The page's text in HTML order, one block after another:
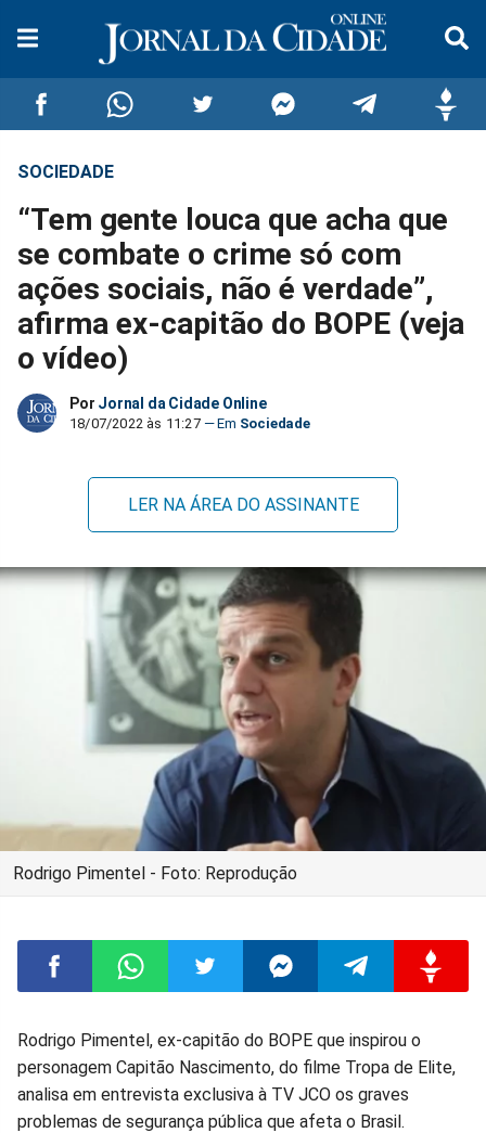
Compartilhar
no
Facebook
Compartilhar
no
Whatsapp
no
Twitter
no
Messenger
no
Telegram
no
Gettr
SOCIEDADE
“Tem gente louca que acha que
se combate o crime só com
ações sociais, não é verdade”,
afirma ex-capitão do BOPE (veja
o vídeo)
Por Jornal da Cidade Online
18/07/2022 às 11:27 Sociedade
LER NA ÁREA DO ASSINANTE
Rodrigo Pimentel - Foto: Reprodução
Compartilhar
no
Compartilhar
no
Compartilhar
no
Compartilhar
no
Compartilhar
no
Rodrigo Pimentel, ex-capitão do BOPE que inspirou o
personagem Capitão Nascimento, do filme Tropa de Elite,
analisa em entrevista exclusiva à TV JCO os graves
problemas de segurança pública que afeta o Brasil.